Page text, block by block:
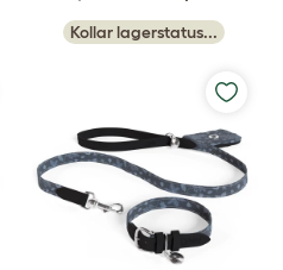
Kollar lagerstatus...